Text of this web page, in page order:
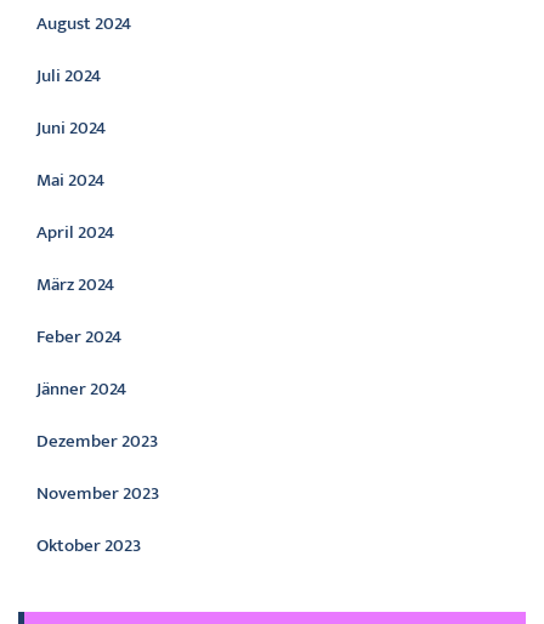
August 2024
Juli 2024
Juni 2024
Mai 2024
April 2024
März 2024
Feber 2024
Jänner 2024
Dezember 2023
November 2023
Oktober 2023